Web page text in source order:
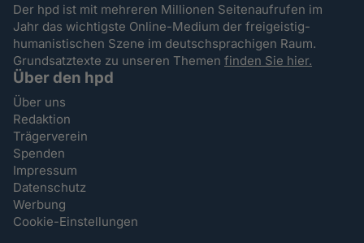
Der hpd ist mit mehreren Millionen Seitenaufrufen im
Jahr das wichtigste Online-Medium der freigeistig-
humanistischen Szene im deutschsprachigen Raum.
Grundsatztexte zu unseren Themenfinden Sie hier.
Über den hpd
Über uns
Redaktion
Trägerverein
Spenden
Impressum
Datenschutz
Werbung
Cookie-Einstellungen